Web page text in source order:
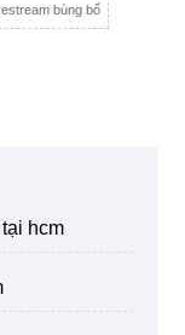
bùng bổ
hcm